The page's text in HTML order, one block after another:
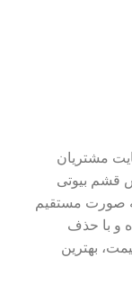
مشتریان
قشم بیوتی
صورت مستقیم
و با حذف
بهترین